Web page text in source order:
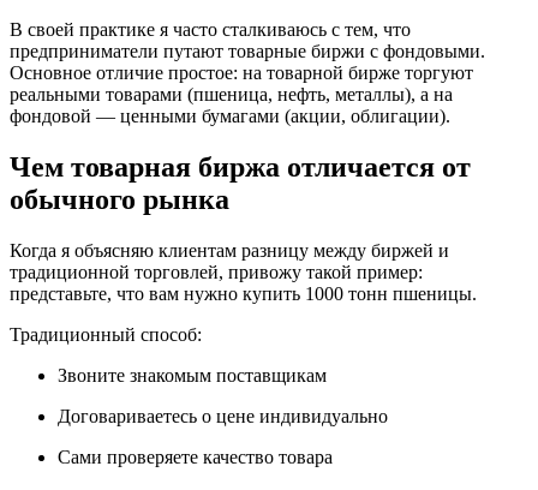
В своей практике я часто сталкиваюсь с тем, что
предприниматели путают товарные биржи с фондовыми.
Основное отличие простое: на товарной бирже торгуют
реальными товарами (пшеница, нефть, металлы), а на
фондовой — ценными бумагами (акции, облигации).
Чем товарная биржа отличается от
обычного рынка
Когда я объясняю клиентам разницу между биржей и
традиционной торговлей, привожу такой пример:
представьте, что вам нужно купить 1000 тонн пшеницы.
Традиционный способ:
Звоните знакомым поставщикам
Договариваетесь о цене индивидуально
Сами проверяете качество товара